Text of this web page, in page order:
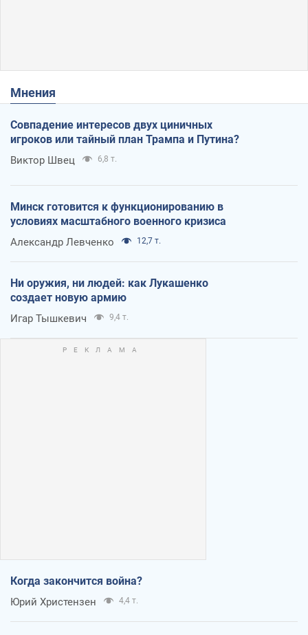
Мнения
Совпадение интересов двух циничных
игроков или тайный план Трампа и Путина?
Виктор Швец 6,8 т.
Минск готовится к функционированию в
условиях масштабного военного кризиса
Александр Левченко 12,7 т.
Ни оружия, ни людей: как Лукашенко
создает новую армию
Игар Тышкевич 9,4 т.
Когда закончится война?
Юрий Христензен 4,4 т.